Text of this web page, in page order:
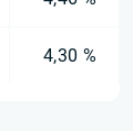
4,30 %